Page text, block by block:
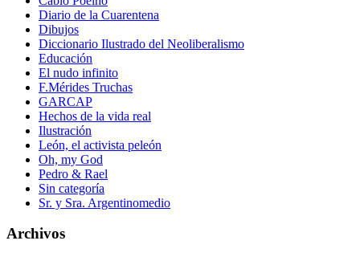
Diario de la Cuarentena
Dibujos
Diccionario Ilustrado del Neoliberalismo
Educación
El nudo infinito
F.Mérides Truchas
GARCAP
Hechos de la vida real
Ilustración
León, el activista peleón
Oh, my God
Pedro & Rael
Sin categoría
Sr. y Sra. Argentinomedio
Archivos